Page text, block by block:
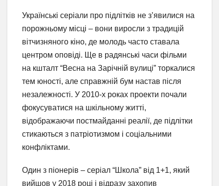
Українські серіали про підлітків не з’явилися на
порожньому місці – вони виросли з традицій
вітчизняного кіно, де молодь часто ставала
центром оповіді. Ще в радянські часи фільми
на кшталт “Весна на Зарічній вулиці” торкалися
тем юності, але справжній бум настав після
незалежності. У 2010-х роках проекти почали
фокусуватися на шкільному житті,
відображаючи постмайданні реалії, де підлітки
стикаються з патріотизмом і соціальними
конфліктами.
Один з піонерів – серіал “Школа” від 1+1, який
вийшов у 2018 році і відразу захопив